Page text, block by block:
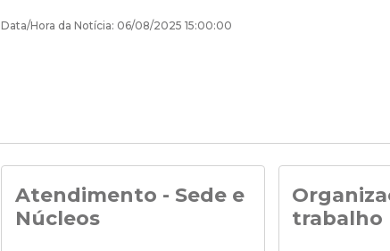
Data/Hora da Notícia: 06/08/2025 15:00:00
Atendimento - Sede e
Núcleos
trabalho